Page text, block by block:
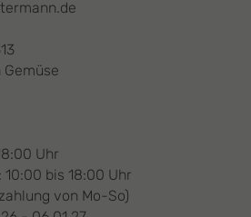
Uhr
bis 18:00 Uhr
von Mo-So)